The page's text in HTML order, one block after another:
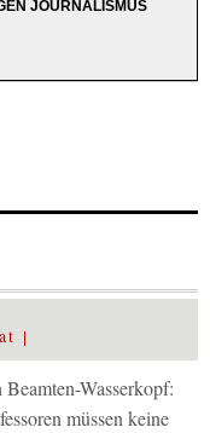
JOURNALISMUS
Wasserkopf:
müssen keine